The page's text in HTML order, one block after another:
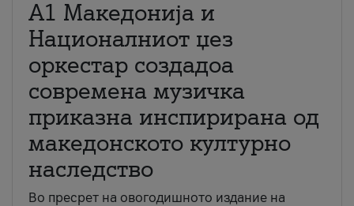
А1 Македонија и
Националниот џез
оркестар создадоа
современа музичка
приказна инспирирана од
македонското културно
наследство
Во пресрет на овогодишното издание на